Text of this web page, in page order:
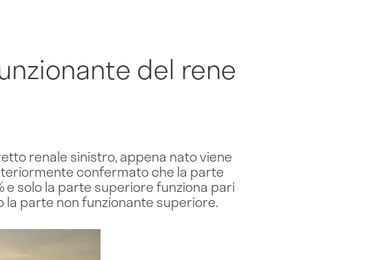
del rene
renale sinistro, appena nato viene
confermato che la parte
e solo la parte superiore funziona pari
la parte non funzionante superiore.